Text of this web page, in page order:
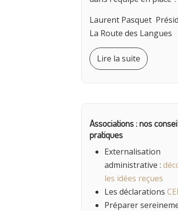
Laurent Pasquet
La Route des Langues
Lire la suite
Associations : nos
pratiques
Externalisation
administrative :
les idées reçues
Les déclarations
Préparer